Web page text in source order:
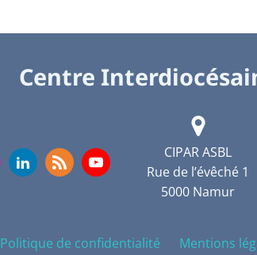
Centre
CIPAR ASBL
Rue de l’évêché 1
5000 Namur
Politique de confidentialité Mentions